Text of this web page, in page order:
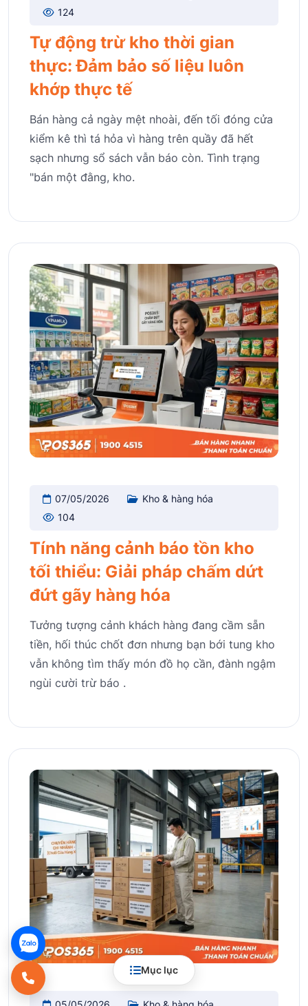
Mục lục
124
Tự động trừ kho thời gian
thực: Đảm bảo số liệu luôn
khớp thực tế
Bán hàng cả ngày mệt nhoài, đến tối đóng cửa
kiểm kê thì tá hỏa vì hàng trên quầy đã hết
sạch nhưng sổ sách vẫn báo còn. Tình trạng
"bán một đằng, kho.
07/05/2026
Kho & hàng hóa
104
Tính năng cảnh báo tồn kho
tối thiểu: Giải pháp chấm dứt
đứt gãy hàng hóa
Tưởng tượng cảnh khách hàng đang cầm sẵn
tiền, hối thúc chốt đơn nhưng bạn bới tung kho
vẫn không tìm thấy món đồ họ cần, đành ngậm
ngùi cười trừ báo .